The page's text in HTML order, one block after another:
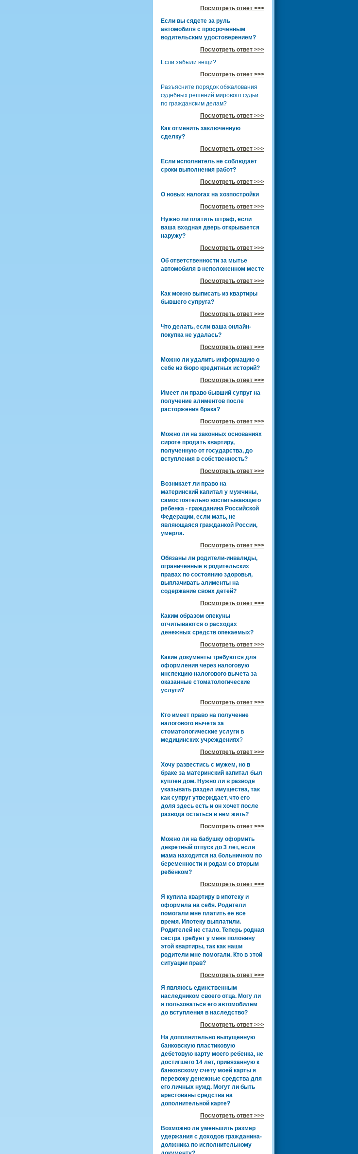
Посмотреть ответ >>>
Если вы сядете за руль
автомобиля с просроченным
водительским удостоверением?
Посмотреть ответ >>>
Если забыли вещи?
Посмотреть ответ >>>
Разъясните порядок обжалования
судебных решений мирового судьи
по гражданским делам?
Посмотреть ответ >>>
Как отменить заключенную
сделку?
Посмотреть ответ >>>
Если исполнитель не соблюдает
сроки выполнения работ?
Посмотреть ответ >>>
О новых налогах на хозпостройки
Посмотреть ответ >>>
Нужно ли платить штраф, если
ваша входная дверь открывается
наружу?
Посмотреть ответ >>>
Об ответственности за мытье
автомобиля в неположенном месте
Посмотреть ответ >>>
Как можно выписать из квартиры
бывшего супруга?
Посмотреть ответ >>>
Что делать, если ваша онлайн-
покупка не удалась?
Посмотреть ответ >>>
Можно ли удалить информацию о
себе из бюро кредитных историй?
Посмотреть ответ >>>
Имеет ли право бывший супруг на
получение алиментов после
расторжения брака?
Посмотреть ответ >>>
Можно ли на законных основаниях
сироте продать квартиру,
полученную от государства, до
вступления в собственность?
Посмотреть ответ >>>
Возникает ли право на
материнский капитал у мужчины,
самостоятельно воспитывающего
ребенка - гражданина Российской
Федерации, если мать, не
являющаяся гражданкой России,
умерла.
Посмотреть ответ >>>
Обязаны ли родители-инвалиды,
ограниченные в родительских
правах по состоянию здоровья,
выплачивать алименты на
содержание своих детей?
Посмотреть ответ >>>
Каким образом опекуны
отчитываются о расходах
денежных средств опекаемых?
Посмотреть ответ >>>
Какие документы требуются для
оформления через налоговую
инспекцию налогового вычета за
оказанные стоматологические
услуги?
Посмотреть ответ >>>
Кто имеет право на получение
налогового вычета за
стоматологические услуги в
медицинских учреждениях?
Посмотреть ответ >>>
Хочу развестись с мужем, но в
браке за материнский капитал был
куплен дом. Нужно ли в разводе
указывать раздел имущества, так
как супруг утверждает, что его
доля здесь есть и он хочет после
развода остаться в нем жить?
Посмотреть ответ >>>
Можно ли на бабушку оформить
декретный отпуск до 3 лет, если
мама находится на больничном по
беременности и родам со вторым
ребёнком?
Посмотреть ответ >>>
Я купила квартиру в ипотеку и
оформила на себя. Родители
помогали мне платить ее все
время. Ипотеку выплатили.
Родителей не стало. Теперь родная
сестра требует у меня половину
этой квартиры, так как наши
родители мне помогали. Кто в этой
ситуации прав?
Посмотреть ответ >>>
Я являюсь единственным
наследником своего отца. Могу ли
я пользоваться его автомобилем
до вступления в наследство?
Посмотреть ответ >>>
На дополнительно выпущенную
банковскую пластиковую
дебетовую карту моего ребенка, не
достигшего 14 лет, привязанную к
банковскому счету моей карты я
перевожу денежные средства для
его личных нужд. Могут ли быть
арестованы средства на
дополнительной карте?
Посмотреть ответ >>>
Возможно ли уменьшить размер
удержания с доходов гражданина-
должника по исполнительному